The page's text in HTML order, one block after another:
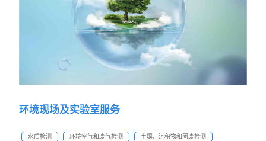
环境现场及实验室服务
水质检测 环境空气和废气检测 土壤、沉积物和固废检测